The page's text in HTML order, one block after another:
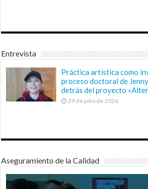
Entrevista
Práctica artística como
proceso doctoral de
detrás del proyecto
29 de julio de 2026
Aseguramiento de la Calidad